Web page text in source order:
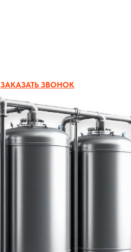
ЗАКАЗАТЬ ЗВОНОК